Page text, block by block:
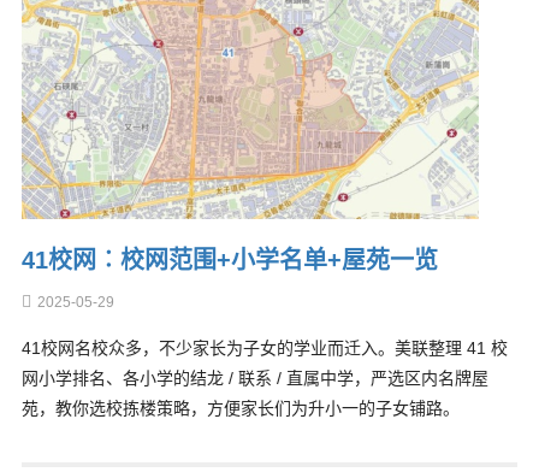
41校网︰校网范围+小学名单+屋苑一览
2025-05-29
41校网名校众多，不少家长为子女的学业而迁入。美联整理 41 校
网小学排名、各小学的结龙 / 联系 / 直属中学，严选区内名牌屋
苑，教你选校拣楼策略，方便家长们为升小一的子女铺路。